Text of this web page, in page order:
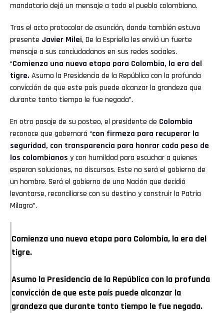
mandatario dejó un mensaje a todo el pueblo colombiano.
Tras el acto protocolar de asunción, donde también estuvo
presente Javier Milei, De la Espriella les envió un fuerte
mensaje a sus conciudadanos en sus redes sociales.
“Comienza una nueva etapa para Colombia, la era del
tigre. Asumo la Presidencia de la República con la profunda
convicción de que este país puede alcanzar la grandeza que
durante tanto tiempo le fue negada”.
En otro pasaje de su posteo, el presidente de Colombia
reconoce que gobernará “con firmeza para recuperar la
seguridad, con transparencia para honrar cada peso de
los colombianos y con humildad para escuchar a quienes
esperan soluciones, no discursos. Este no será el gobierno de
un hombre. Será el gobierno de una Nación que decidió
levantarse, reconciliarse con su destino y construir la Patria
Milagro”.
Comienza una nueva etapa para Colombia, la era del
tigre.
Asumo la Presidencia de la República con la profunda
convicción de que este país puede alcanzar la
grandeza que durante tanto tiempo le fue negada.